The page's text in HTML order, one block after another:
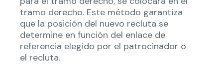
tramo derecho. Este método garantiza
que la posición del nuevo recluta se
determine en función del enlace de
referencia elegido por el patrocinador o
el recluta.